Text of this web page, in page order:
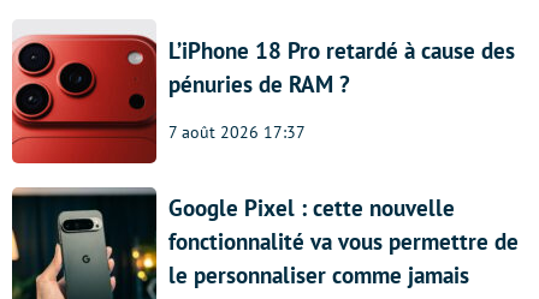
L’iPhone 18 Pro retardé à cause des
pénuries de RAM ?
7 août 2026 17:37
Google Pixel : cette nouvelle
fonctionnalité va vous permettre de
le personnaliser comme jamais